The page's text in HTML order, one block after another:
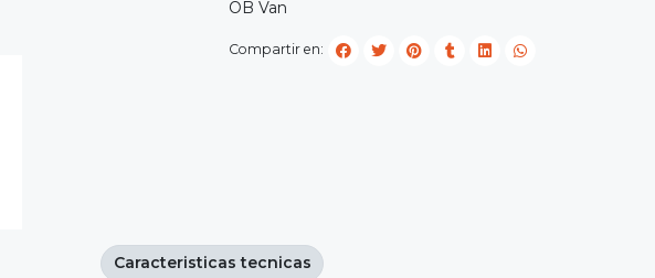
OB Van
Compartir en:
Caracteristicas tecnicas